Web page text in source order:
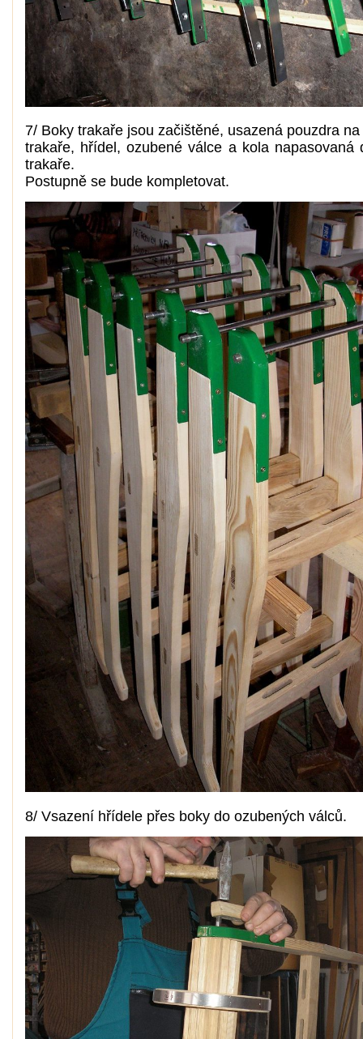
7/ Boky trakaře jsou začištěné, usazená pouzdra
trakaře, hřídel, ozubené válce a kola napasovaná
trakaře.
Postupně se bude kompletovat.
8/ Vsazení hřídele přes boky do ozubených válců.